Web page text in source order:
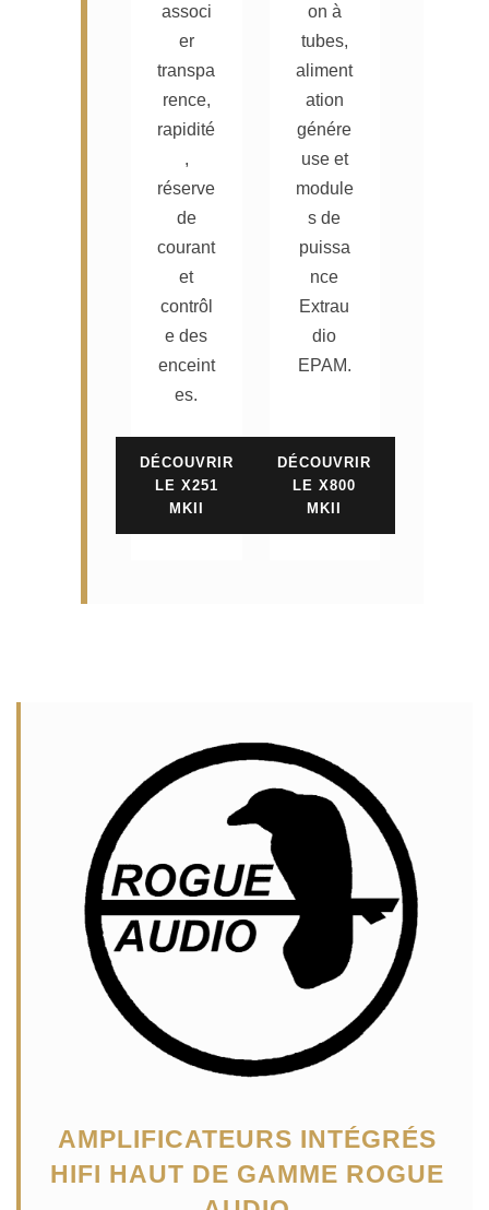
associ
er
transpa
rence,
rapidité
,
réserve
de
courant
et
contrôl
e des
enceint
es.
DÉCOUVRIR
LE X251
MKII
on à
tubes,
aliment
ation
génére
use et
module
s de
puissa
nce
Extrau
dio
EPAM.
DÉCOUVRIR
LE X800
MKII
AMPLIFICATEURS INTÉGRÉS
HIFI HAUT DE GAMME ROGUE